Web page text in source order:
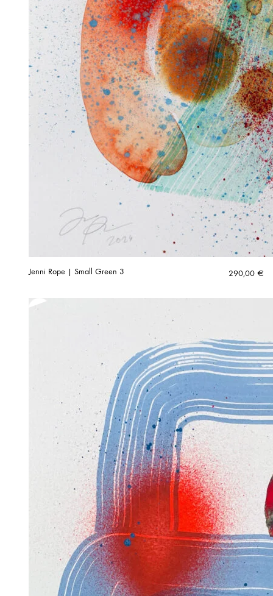
Jenni Rope | Small Green 3 290,00 €